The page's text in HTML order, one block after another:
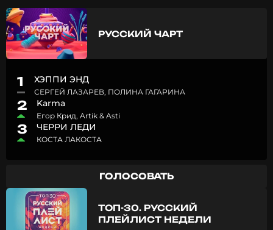
РУССКИЙ ЧАРТ
1 ХЭППИ ЭНД
СЕРГЕЙ ЛАЗАРЕВ, ПОЛИНА ГАГАРИНА
2 Karma
Егор Крид, Artik & Asti
3 ЧЕРРИ ЛЕДИ
КОСТА ЛАКОСТА
ГОЛОСОВАТЬ
ТОП-30. РУССКИЙ
ПЛЕЙЛИСТ НЕДЕЛИ